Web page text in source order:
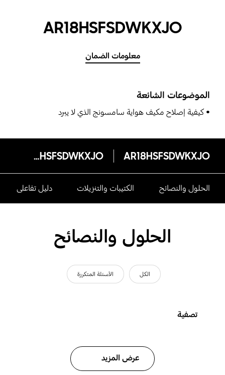
AR18HSFSDWKXJO
معلومات الضمان
الموضوعات الشائعة
كيفية إصلاح مكيف هواية سامسونج الذي لا يبرد
AR18HSFSDWKXJO
AR18HSFSDWKXJO
الحلول والنصائح الكتيبات والتنزيلات دليل تفاعلى
الحلول والنصائح
الكل الأسئلة المتكررة
تصفية
عرض المزيد